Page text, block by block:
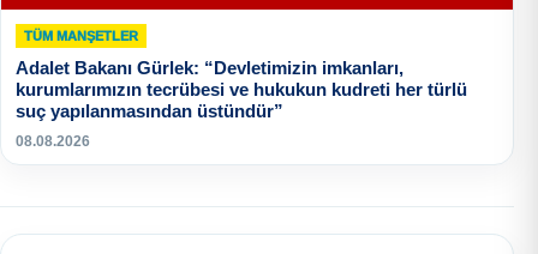
TÜM MANŞETLER
Adalet Bakanı Gürlek: “Devletimizin imkanları,
kurumlarımızın tecrübesi ve hukukun kudreti her türlü
suç yapılanmasından üstündür”
08.08.2026